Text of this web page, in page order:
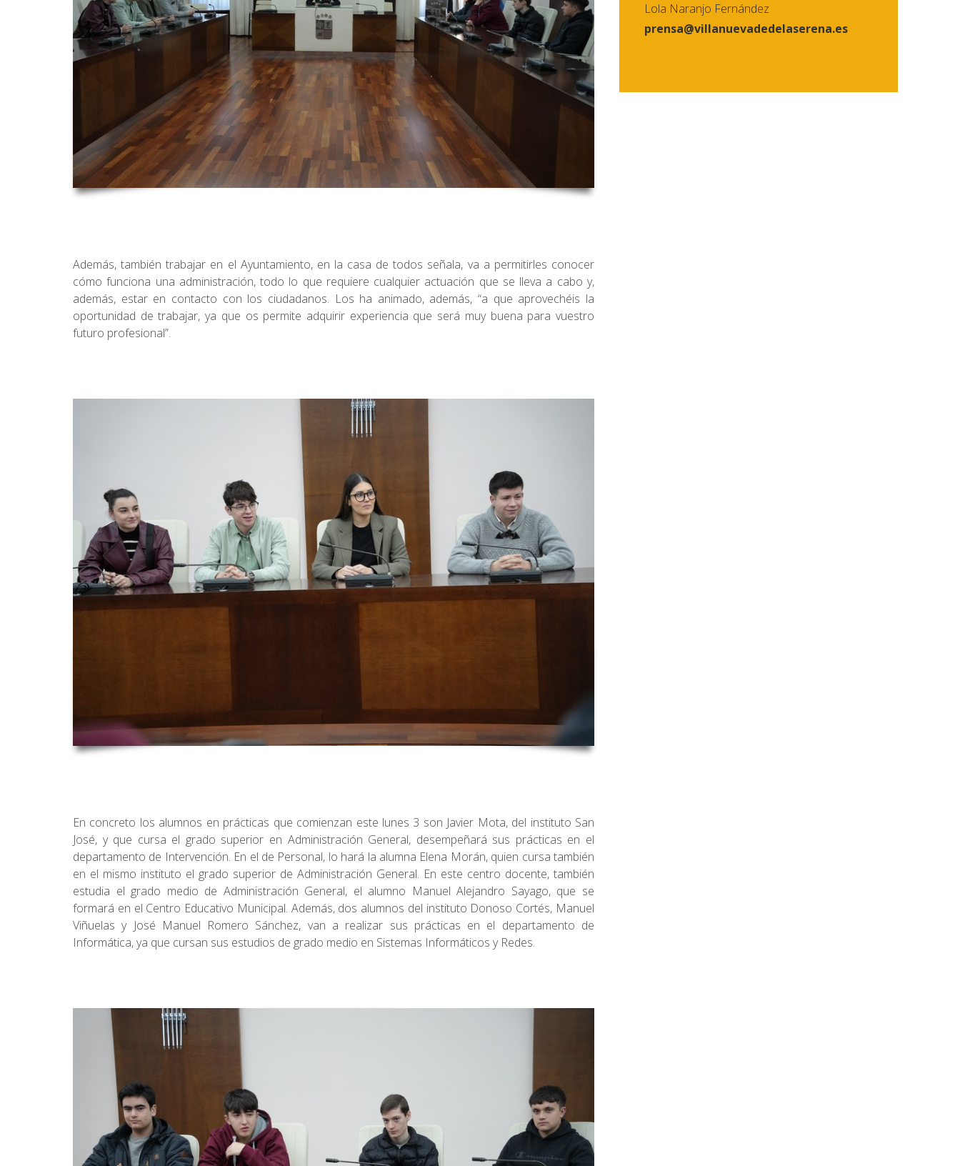
Además, también trabajar en el Ayuntamiento, en la casa de todos señala, va a permitirles conocer
cómo funciona una administración, todo lo que requiere cualquier actuación que se lleva a cabo y,
además, estar en contacto con los ciudadanos. Los ha animado, además, “a que aprovechéis la
oportunidad de trabajar, ya que os permite adquirir experiencia que será muy buena para vuestro
futuro profesional”.
En concreto los alumnos en prácticas que comienzan este lunes 3 son Javier Mota, del instituto San
José, y que cursa el grado superior en Administración General, desempeñará sus prácticas en el
departamento de Intervención. En el de Personal, lo hará la alumna Elena Morán, quien cursa también
en el mismo instituto el grado superior de Administración General. En este centro docente, también
estudia el grado medio de Administración General, el alumno Manuel Alejandro Sayago, que se
formará en el Centro Educativo Municipal. Además, dos alumnos del instituto Donoso Cortés, Manuel
Viñuelas y José Manuel Romero Sánchez, van a realizar sus prácticas en el departamento de
Informática, ya que cursan sus estudios de grado medio en Sistemas Informáticos y Redes.
Lola Naranjo Fernández
prensa@villanuevadedelaserena.es